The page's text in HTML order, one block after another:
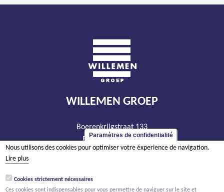
WILLEMEN GROEP
Boerenkrijgstraat 133
BE - 2800 Malines
tél +32 15 569 965
Paramètres de confidentialité
Nous utilisons des cookies pour optimiser votre éxperience de navigation.
Lire plus
Cookies strictement nécessaires
Ces cookies sont indispensables pour vous permettre de naviguer sur le site et